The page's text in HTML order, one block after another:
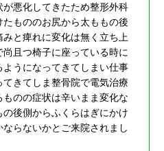
が悪化してきたため整形外科
もののお尻から太ももの後
と痺れに変化は無く立ち上
且つ椅子に座っている時に
ようになってきてしまい仕事
きてしま整骨院で電気治療
のの症状は辛いまま変化な
の後側からふくらはぎにかけ
らないかとご来院されまし